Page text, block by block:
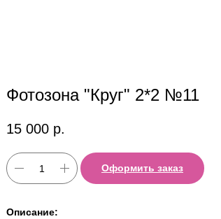
Фотозона "Круг" 2*2 №11
15 000 р.
Оформить заказ
Описание: